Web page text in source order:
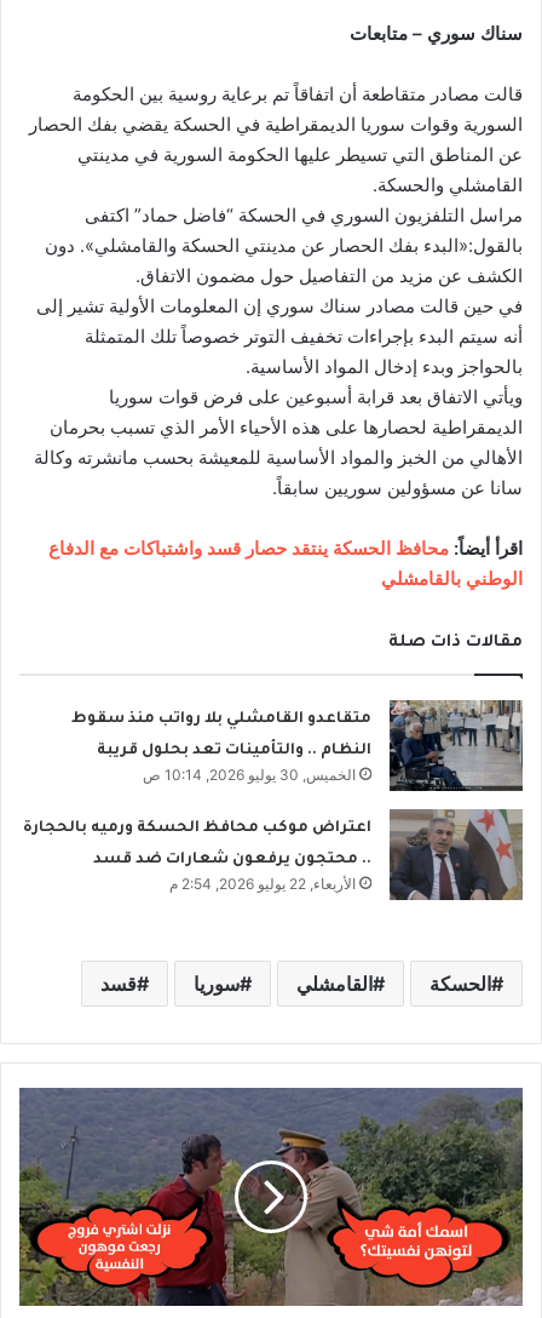
سناك سوري – متابعات
قالت مصادر متقاطعة أن اتفاقاً تم برعاية روسية بين الحكومة
السورية وقوات سوريا الديمقراطية في الحسكة يقضي بفك الحصار
عن المناطق التي تسيطر عليها الحكومة السورية في مدينتي
القامشلي والحسكة.
مراسل التلفزيون السوري في الحسكة “فاضل حماد” اكتفى
بالقول:«البدء بفك الحصار عن مدينتي الحسكة والقامشلي». دون
الكشف عن مزيد من التفاصيل حول مضمون الاتفاق.
في حين قالت مصادر سناك سوري إن المعلومات الأولية تشير إلى
أنه سيتم البدء بإجراءات تخفيف التوتر خصوصاً تلك المتمثلة
بالحواجز وبدء إدخال المواد الأساسية.
ويأتي الاتفاق بعد قرابة أسبوعين على فرض قوات سوريا
الديمقراطية لحصارها على هذه الأحياء الأمر الذي تسبب بحرمان
الأهالي من الخبز والمواد الأساسية للمعيشة بحسب مانشرته وكالة
سانا عن مسؤولين سوريين سابقاً.
اقرأ أيضاً: محافظ الحسكة ينتقد حصار قسد واشتباكات مع الدفاع
الوطني بالقامشلي
مقالات ذات صلة
متقاعدو القامشلي بلا رواتب منذ سقوط
النظام .. والتأمينات تعد بحلول قريبة
الخميس, 30 يوليو 2026, 10:14 ص
اعتراض موكب محافظ الحسكة ورميه بالحجارة
.. محتجون يرفعون شعارات ضد قسد
الأربعاء, 22 يوليو 2026, 2:54 م
الحسكة القامشلي سوريا قسد
ج
م
ة
ح
م
ا
ي